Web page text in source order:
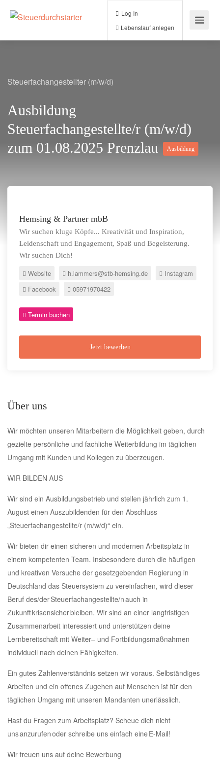
Lebenslauf anlegen
Steuerfachangestellter (m/w/d)
Ausbildung
Steuerfachangestellte/r (m/w/d)
zum 01.08.2025 Prenzlau
Ausbildung
Hemsing & Partner mbB
Wir suchen kluge Köpfe... Kreativität und Inspiration,
Leidenschaft und Engagement, Spaß und Begeisterung.
Wir suchen Dich!
Website h.lammers@stb-hemsing.de
Instagram
Facebook
05971970422
Termin buchen
Jetzt bewerben
Über uns
Wir möchten unseren Mitarbeitern die Möglichkeit geben, durch
gezielte persönliche und fachliche Weiterbildung im täglichen
Umgang mit Kunden und Kollegen zu überzeugen.
WIR BILDEN AUS
Wir sind ein Ausbildungsbetrieb und stellen jährlich zum 1.
August einen Auszubildenden für den Abschluss
„Steuerfachangestellte/r (m/w/d)“ ein.
Wir bieten dir einen sicheren und modernen Arbeitsplatz in
einem kompetenten Team. Insbesondere durch die häufigen
und kreativen Versuche der gesetzgebenden Regierung in
Deutschland das Steuersystem zu vereinfachen, wird dieser
Beruf des/der Steuerfachangestellte/n auch in
Zukunft krisensicher bleiben. Wir sind an einer langfristigen
Zusammenarbeit interessiert und unterstützen deine
Lernbereitschaft mit Weiter– und Fortbildungsmaßnahmen
individuell nach deinen Fähigkeiten.
Ein gutes Zahlenverständnis setzen wir voraus. Selbständiges
Arbeiten und ein offenes Zugehen auf Menschen ist für den
täglichen Umgang mit unseren Mandanten unerlässlich.
Hast du Fragen zum Arbeitsplatz? Scheue dich nicht
uns anzurufen oder schreibe uns einfach eine E-Mail!
Wir freuen uns auf deine Bewerbung